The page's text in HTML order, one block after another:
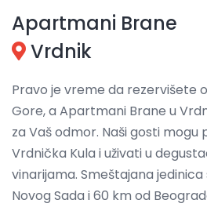
Apartmani Brane
Vrdnik
Pravo je vreme da rezervišete
Gore, a Apartmani Brane u
za Vaš odmor. Naši gosti mogu
Vrdnička Kula i uživati u
vinarijama. Smeštajana
Novog Sada i 60 km od